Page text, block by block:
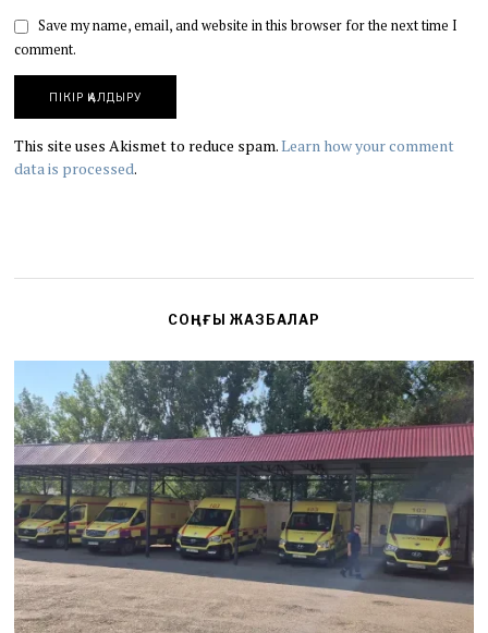
Save my name, email, and website in this browser for the next time I
comment.
This site uses Akismet to reduce spam.Learn how your comment
data is processed.
СОҢҒЫ ЖАЗБАЛАР